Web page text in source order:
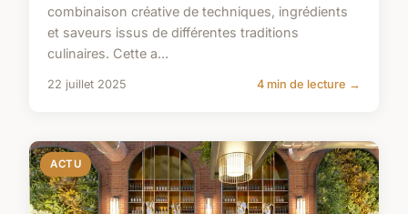
combinaison créative de techniques, ingrédients
et saveurs issus de différentes traditions
culinaires. Cette a...
22 juillet 2025 4 min de lecture →
ACTU